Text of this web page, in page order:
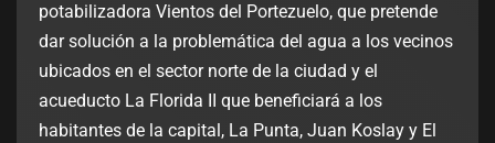
potabilizadora Vientos del Portezuelo, que pretende
dar solución a la problemática del agua a los vecinos
ubicados en el sector norte de la ciudad y el
acueducto La Florida II que beneficiará a los
habitantes de la capital, La Punta, Juan Koslay y El